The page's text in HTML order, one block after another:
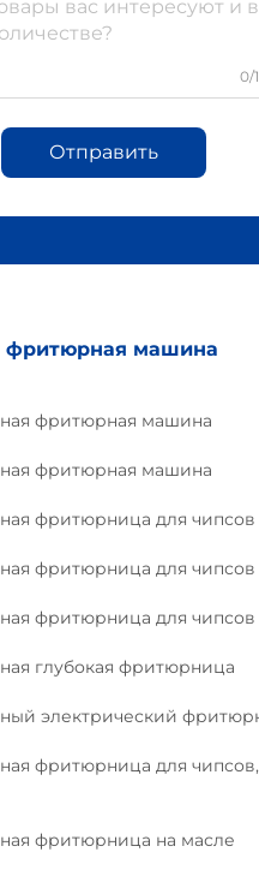
0/
Отправить
машина
фритюрная машина
фритюрная машина
фритюрница для чипсов
фритюрница для чипсов
фритюрница для чипсов
глубокая фритюрница
электрический
фритюрница для чипсов,
фритюрница на масле